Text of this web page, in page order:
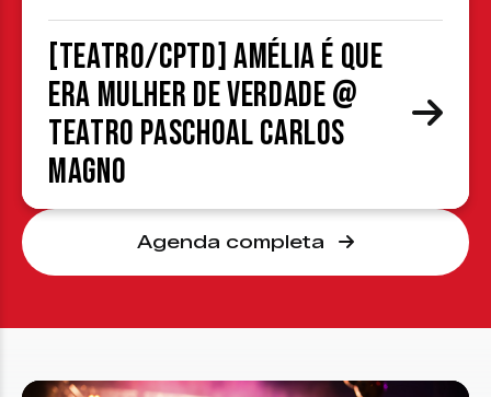
[TEATRO/CPTD] Amélia é que
era mulher de verdade @
Teatro Paschoal Carlos
Magno
Agenda completa